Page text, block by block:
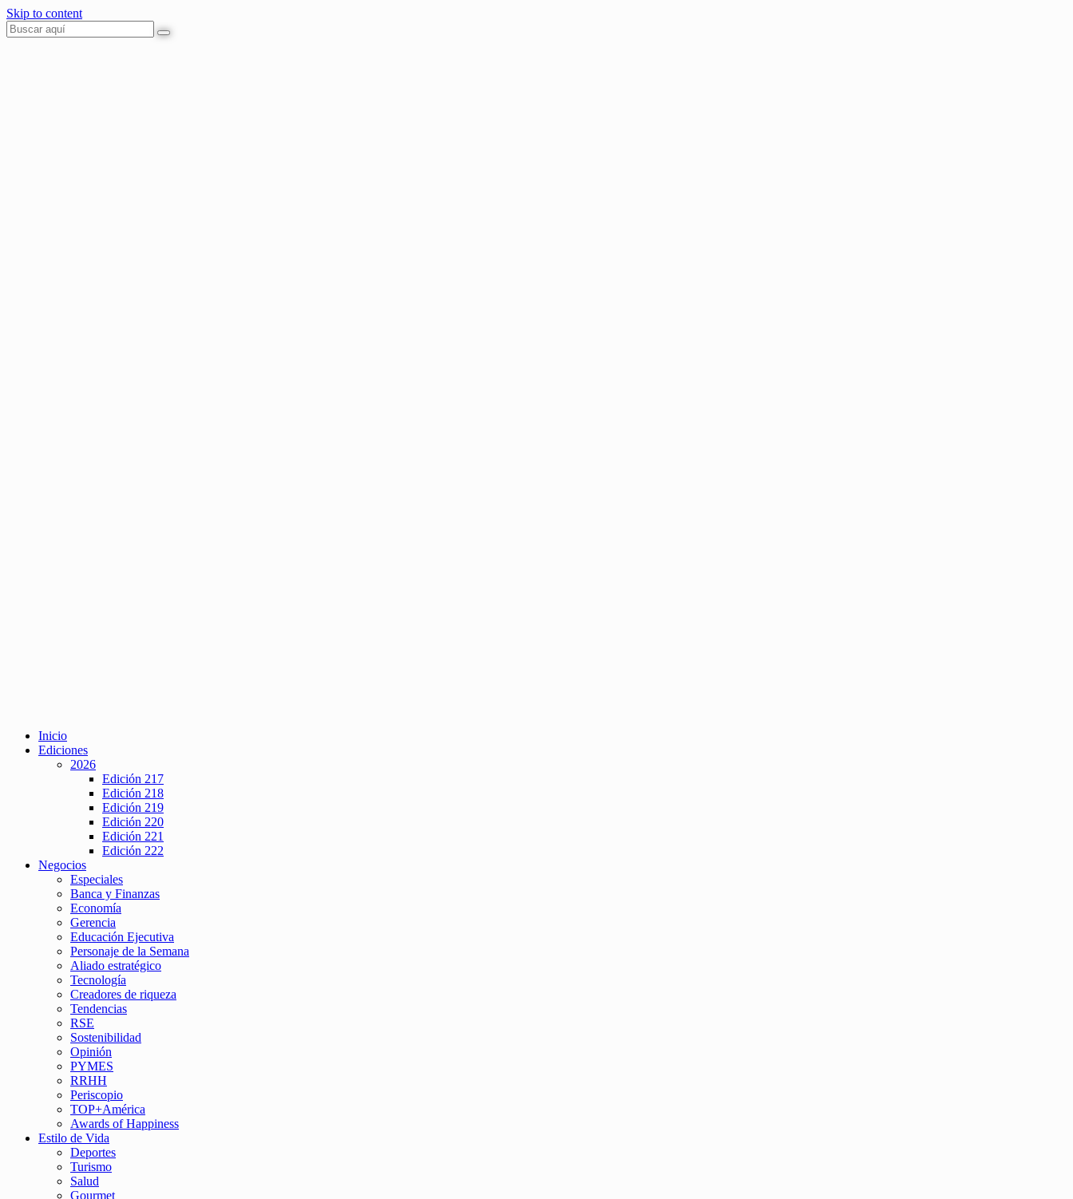
Skip to content
Inicio
Ediciones
2026
Edición 217
Edición 218
Edición 219
Edición 220
Edición 221
Edición 222
Negocios
Especiales
Banca y Finanzas
Economía
Gerencia
Educación Ejecutiva
Personaje de la Semana
Aliado estratégico
Tecnología
Creadores de riqueza
Tendencias
RSE
Sostenibilidad
Opinión
PYMES
RRHH
Periscopio
TOP+América
Awards of Happiness
Estilo de Vida
Deportes
Turismo
Salud
Gourmet